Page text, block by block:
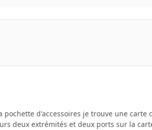
d'accessoires je trouve une
deux extrémités et deux ports sur la